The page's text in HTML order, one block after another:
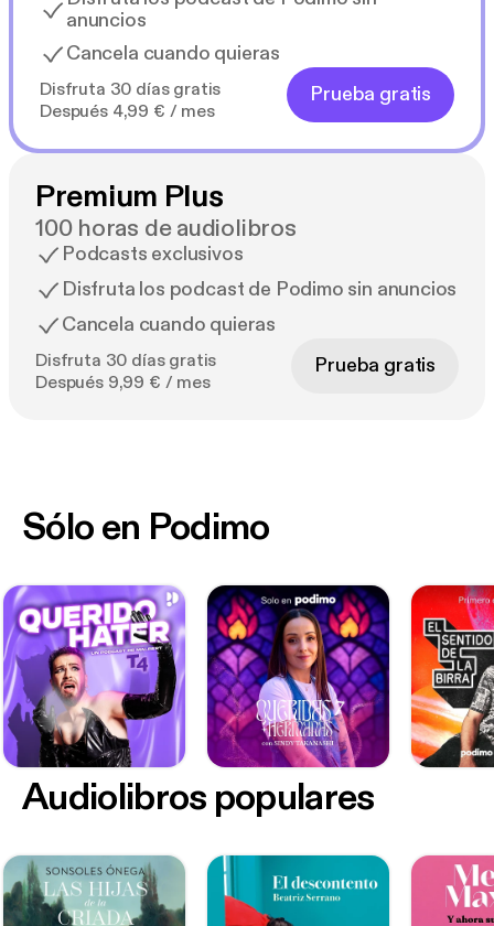
anuncios
Cancela cuando quieras
Disfruta 30 días gratis
Después 4,99 € / mes
Prueba gratis
Premium Plus
100 horas de audiolibros
Podcasts exclusivos
Disfruta los podcast de Podimo sin anuncios
Cancela cuando quieras
Disfruta 30 días gratis
Después 9,99 € / mes
Prueba gratis
Sólo en Podimo
Audiolibros populares